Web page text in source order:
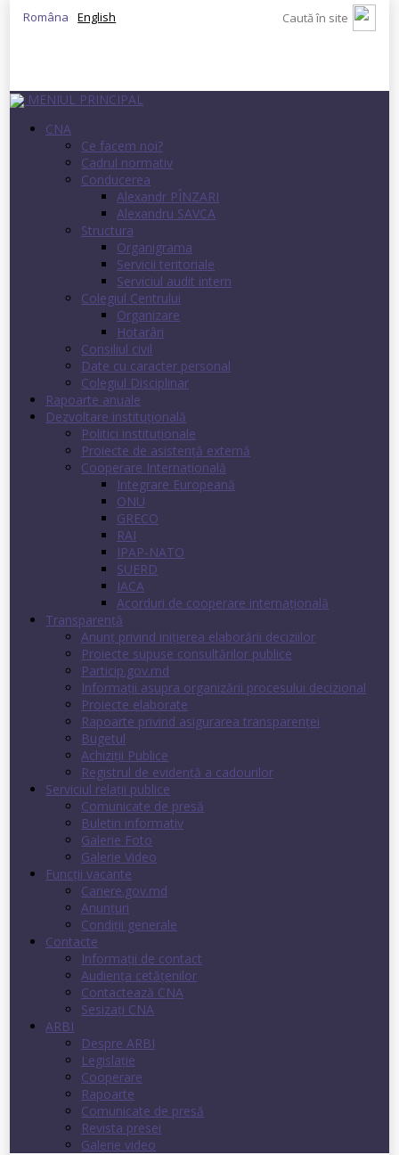
Româna English
MENIUL PRINCIPAL
CNA
Ce facem noi?
Cadrul normativ
Conducerea
Alexandr PÎNZARI
Alexandru SAVCA
Structura
Organigrama
Servicii teritoriale
Serviciul audit intern
Colegiul Centrului
Organizare
Hotarâri
Consiliul civil
Date cu caracter personal
Colegiul Disciplinar
Rapoarte anuale
Dezvoltare instituţională
Politici instituţionale
Proiecte de asistenţă externă
Cooperare Internaţională
Integrare Europeană
ONU
GRECO
RAI
IPAP-NATO
SUERD
IACA
Acorduri de cooperare internaţională
Transparenţă
Anunț privind inițierea elaborării deciziilor
Proiecte supuse consultărilor publice
Particip.gov.md
Informații asupra organizării procesului decizional
Proiecte elaborate
Rapoarte privind asigurarea transparenţei
Bugetul
Achiziții Publice
Registrul de evidenţă a cadourilor
Serviciul relații publice
Comunicate de presă
Buletin informativ
Galerie Foto
Galerie Video
Funcții vacante
Cariere.gov.md
Anunţuri
Condiţii generale
Contacte
Informații de contact
Audienţa cetăţenilor
Contactează CNA
Sesizați CNA
ARBI
Despre ARBI
Legislație
Cooperare
Rapoarte
Comunicate de presă
Revista presei
Galerie video